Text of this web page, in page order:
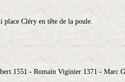
place Cléry en tête de la poule.
1551 - Romain Viginier 1371 - Marc